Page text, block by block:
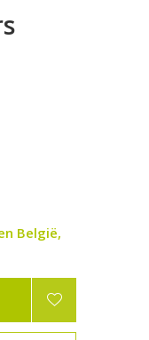
België,